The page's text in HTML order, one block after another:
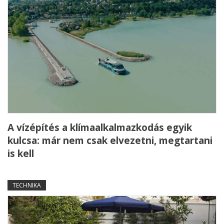
A vízépítés a klímaalkalmazkodás egyik
kulcsa: már nem csak elvezetni, megtartani
is kell
TECHNIKA